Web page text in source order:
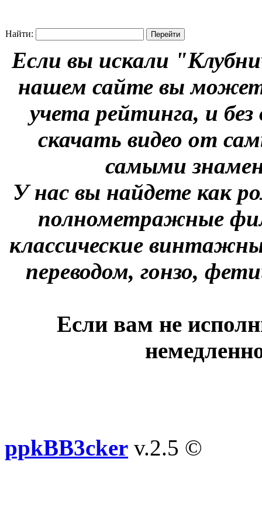
Найти:
Если вы искали
нашем сайте вы
учета рейтинга, и
скачать видео от
самыми
У нас вы найдете как
полнометражные
классические
переводом, гонзо,
Если вам не
ppkBB3cker v.2.5 ©